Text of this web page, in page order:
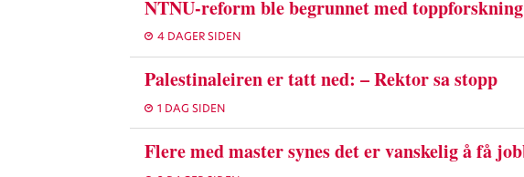
NTNU-reform ble begrunnet med toppforskning
4 DAGER SIDEN
Palestinaleiren er tatt ned: – Rektor sa stopp
1 DAG SIDEN
Flere med master synes det er vanskelig å få